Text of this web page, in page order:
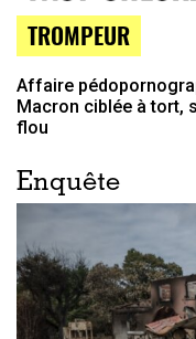
TROMPEUR
Affaire
Macron ciblée à tort,
flou
Enquête